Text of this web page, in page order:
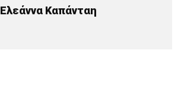
Ελεάννα Καπάνταη